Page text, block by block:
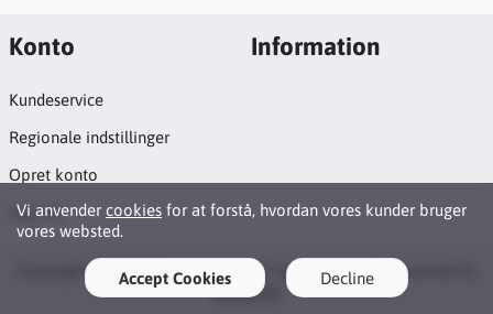
Vi anvender cookies for at forstå, hvordan vores kunder bruger
vores websted.
Accept Cookies Decline
Konto
Kundeservice
Regionale indstillinger
Opret konto
Log ind
Information
Copyright © 2026 Vikingposten. All rights reserved · Powered by
LiteCart®